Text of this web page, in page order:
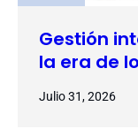
Gestión
la era de
Julio 31, 2026